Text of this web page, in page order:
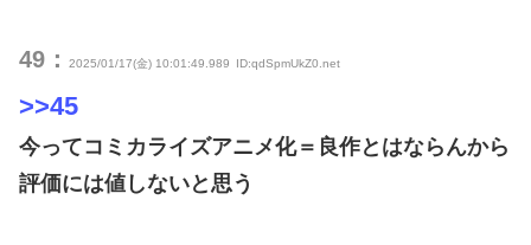
49： 2025/01/17(金) 10:01:49.989 ID:qdSpmUkZ0.net
>>45
今ってコミカライズアニメ化＝良作とはならんから
評価には値しないと思う